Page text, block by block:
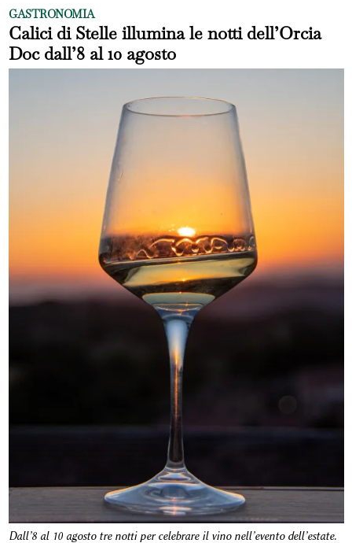
GASTRONOMIA
Calici di Stelle illumina le notti dell’Orcia
Doc dall’8 al 10 agosto
Dall’8 al 10 agosto tre notti per celebrare il vino nell’evento dell’estate.